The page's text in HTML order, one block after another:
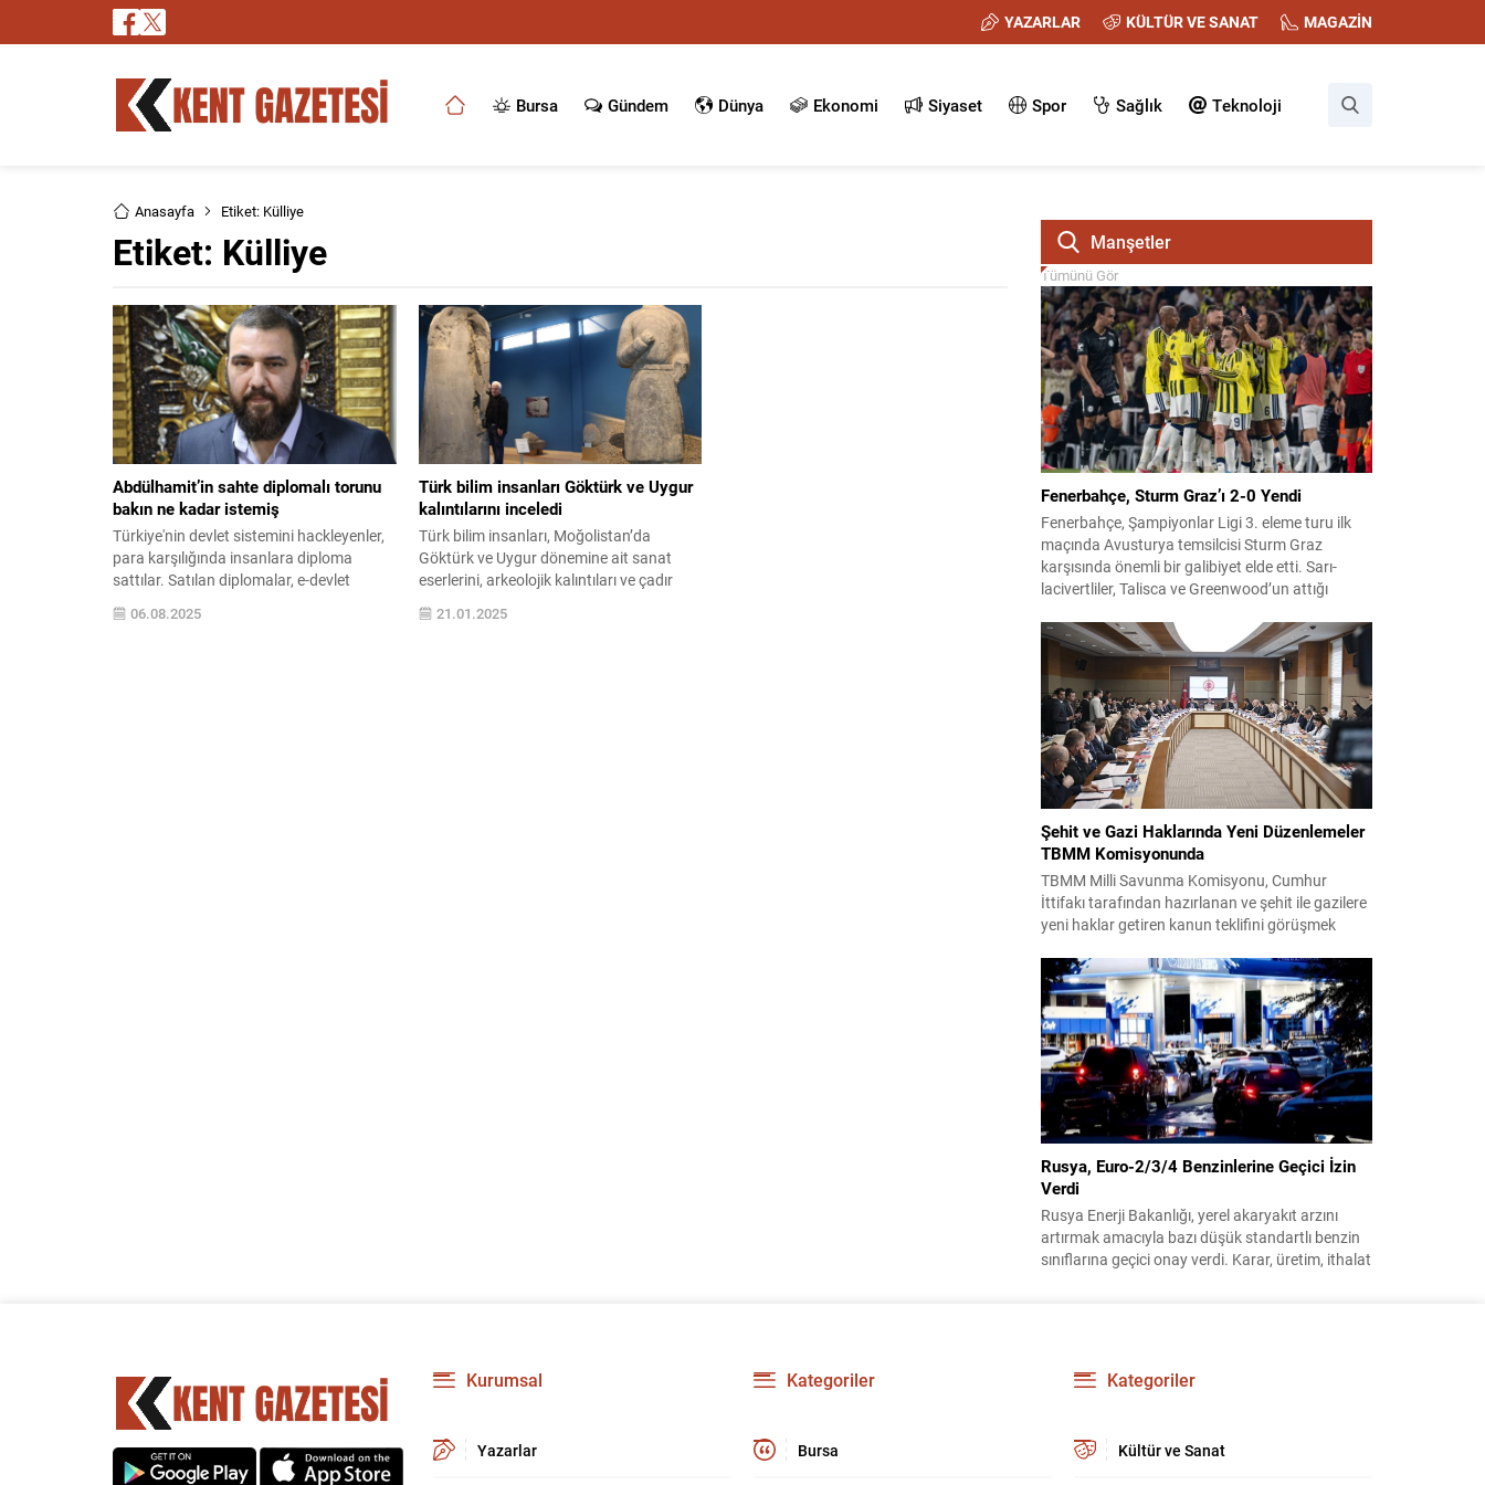
YAZARLAR KÜLTÜR VE SANAT MAGAZİN
Bursa Gündem Dünya Ekonomi Siyaset Spor Sağlık Teknoloji
Anasayfa Etiket: Külliye
Etiket: Külliye
Abdülhamit’in sahte diplomalı torunu
bakın ne kadar istemiş
Türkiye'nin devlet sistemini hackleyenler,
para karşılığında insanlara diploma
sattılar. Satılan diplomalar, e-devlet
sisteminde göründü. Yani gerçekten
üniversite okumuş gibi gösterildi.
06.08.2025
Türk bilim insanları Göktürk ve Uygur
kalıntılarını inceledi
Türk bilim insanları, Moğolistan’da
Göktürk ve Uygur dönemine ait sanat
eserlerini, arkeolojik kalıntıları ve çadır
yerleşimlerini inceledi. Seyahat sonunda,
Şivet Ulaan Ata külliyesinin korunması
21.01.2025
Manşetler
Tümünü Gör
Fenerbahçe, Sturm Graz’ı 2-0 Yendi
Fenerbahçe, Şampiyonlar Ligi 3. eleme turu ilk
maçında Avusturya temsilcisi Sturm Graz
karşısında önemli bir galibiyet elde etti. Sarı-
lacivertliler, Talisca ve Greenwood’un attığı
öncesi avantaj sağladı. Karşılaşma sonrası
takım yönetimi mücadeleyi değerlendirdi ve
gelecek planlarına dair bilgi verdi. Futboldan
sorumlu yönetici Cihan Kamer,...
Şehit ve Gazi Haklarında Yeni Düzenlemeler
TBMM Komisyonunda
TBMM Milli Savunma Komisyonu, Cumhur
İttifakı tarafından hazırlanan ve şehit ile gazilere
yeni haklar getiren kanun teklifini görüşmek
komisyonda kabul edildi ve bir dizi düzenleme
benimsendi. Teklif kapsamında, vazife
malullerinden hayatını kaybedenlerin anne ve
babalarına bağlanacak aylık tutarının, net asgari
ücretin altında olmayacağı hükme bağlanıyor....
Rusya, Euro-2/3/4 Benzinlerine Geçici İzin
Verdi
Rusya Enerji Bakanlığı, yerel akaryakıt arzını
artırmak amacıyla bazı düşük standartlı benzin
sınıflarına geçici onay verdi. Karar, üretim, ithalat
kararın geçici olduğu ve uzun vadeli çevre
hedeflerinden sapma amaçlanmadığı...
Kurumsal
Yazarlar
Kategoriler
Bursa
Kategoriler
Kültür ve Sanat